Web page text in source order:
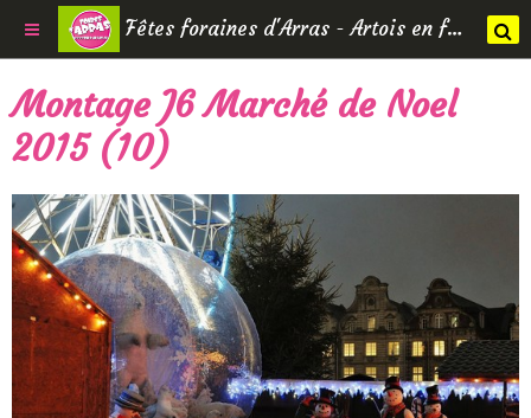
Fêtes foraines d'Arras - Artois en fêtes
Montage J6 Marché de Noel
2015 (10)